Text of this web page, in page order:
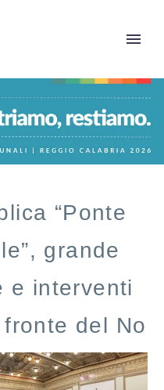
“Ponte
grande
e interventi
del No